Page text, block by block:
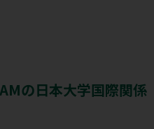
の日本大学国際関係